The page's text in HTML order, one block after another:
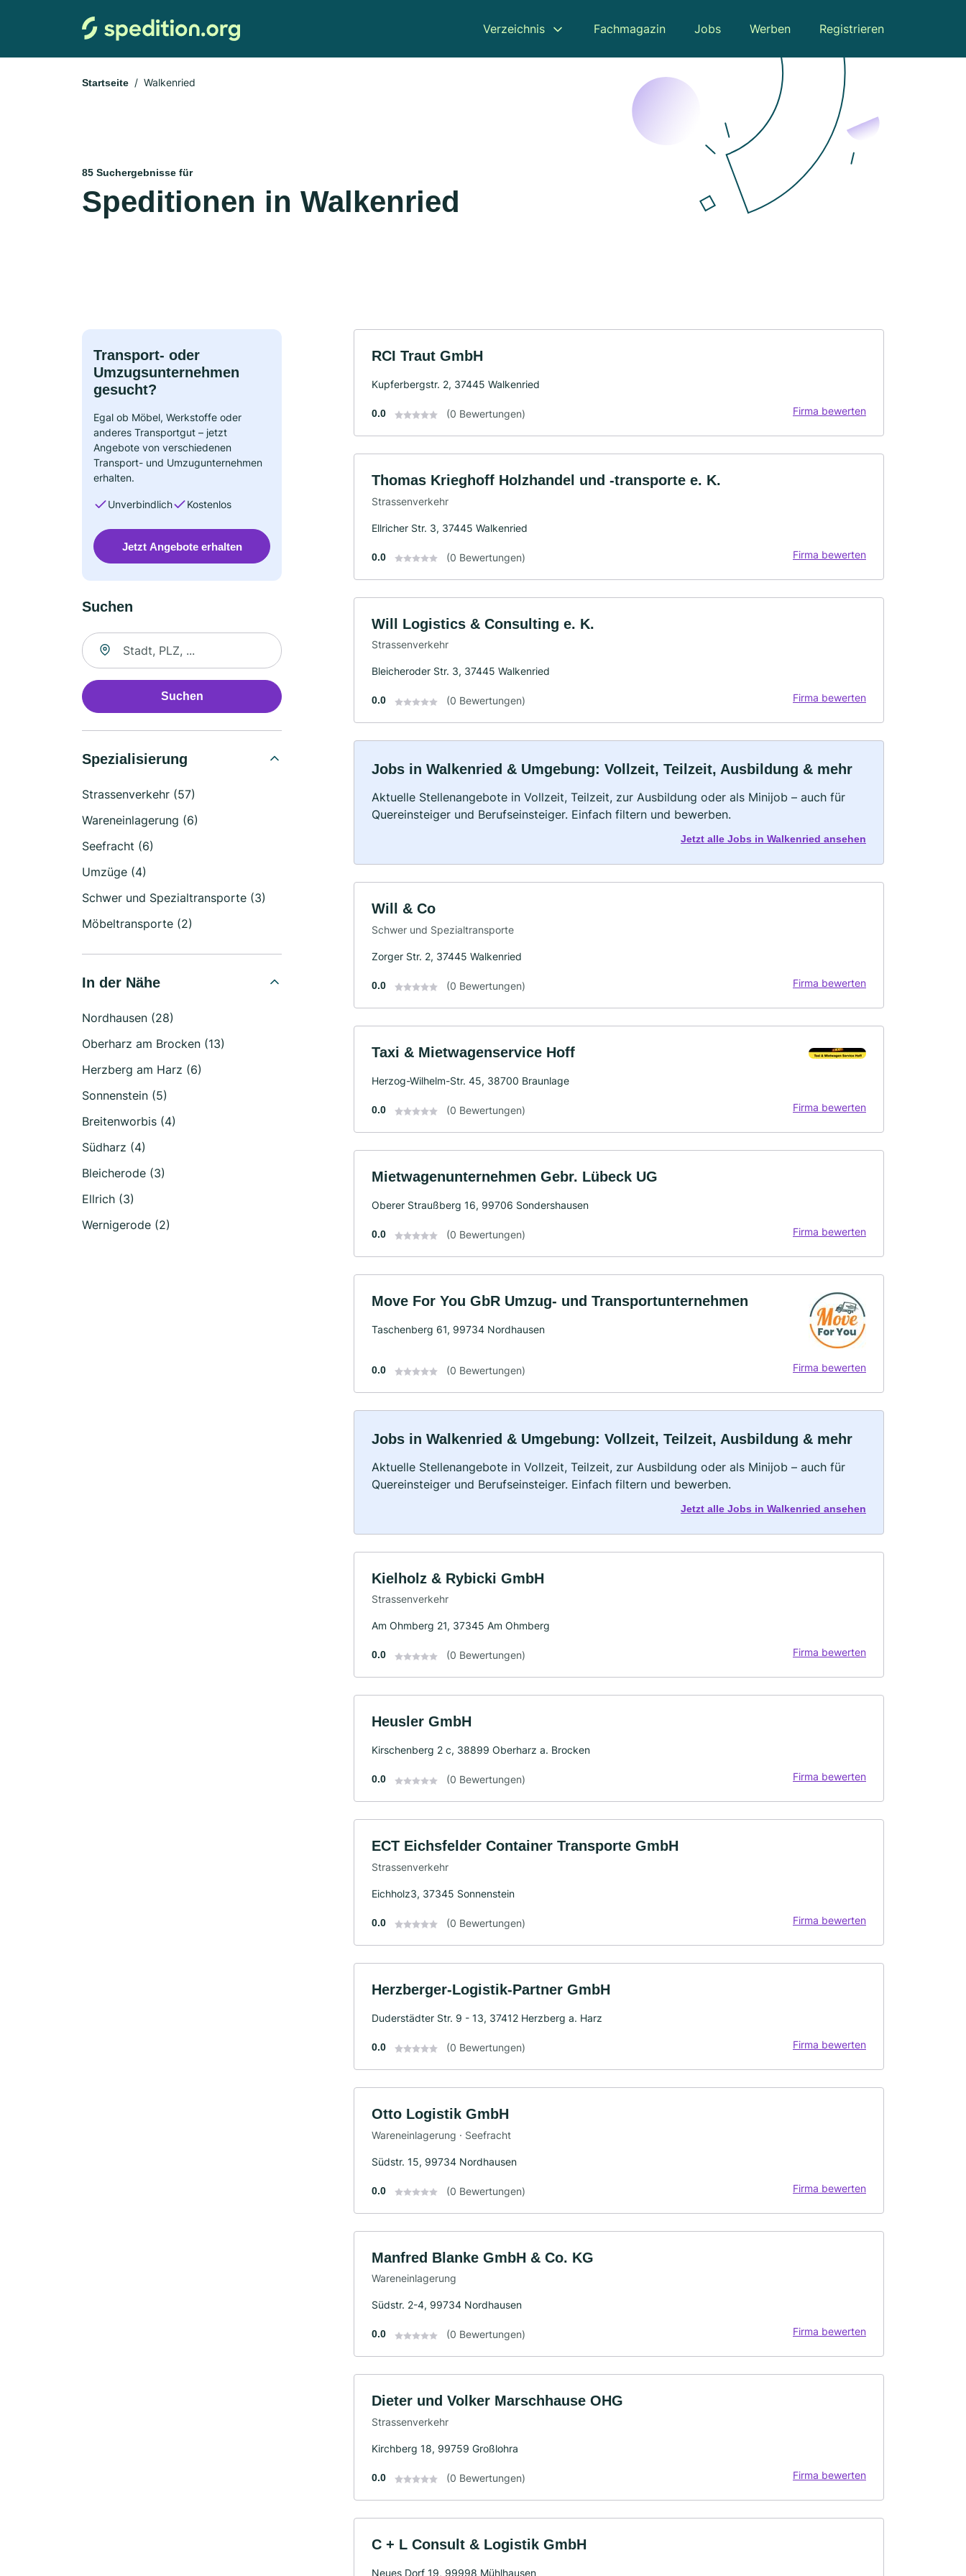
Verzeichnis Fachmagazin Jobs Werben Registrieren
Startseite Walkenried
85 Suchergebnisse für
Speditionen in Walkenried
Transport- oder
Umzugsunternehmen
gesucht?
Egal ob Möbel, Werkstoffe oder
anderes Transportgut – jetzt
Angebote von verschiedenen
Transport- und Umzugunternehmen
erhalten.
Unverbindlich Kostenlos
Jetzt Angebote erhalten
Suchen
Suche nach Ort
Suchen
Spezialisierung
Strassenverkehr (57)
Wareneinlagerung (6)
Seefracht (6)
Umzüge (4)
Schwer und Spezialtransporte (3)
Möbeltransporte (2)
In der Nähe
Nordhausen (28)
Oberharz am Brocken (13)
Herzberg am Harz (6)
Sonnenstein (5)
Breitenworbis (4)
Südharz (4)
Bleicherode (3)
Ellrich (3)
Wernigerode (2)
RCI Traut GmbH
Kupferbergstr. 2, 37445 Walkenried
0.0 (0 Bewertungen) Firma bewerten
Thomas Krieghoff Holzhandel und -transporte e. K.
Strassenverkehr
Ellricher Str. 3, 37445 Walkenried
0.0 (0 Bewertungen) Firma bewerten
Will Logistics & Consulting e. K.
Strassenverkehr
Bleicheroder Str. 3, 37445 Walkenried
0.0 (0 Bewertungen) Firma bewerten
Jobs in Walkenried & Umgebung: Vollzeit, Teilzeit, Ausbildung & mehr
Aktuelle Stellenangebote in Vollzeit, Teilzeit, zur Ausbildung oder als Minijob – auch für
Quereinsteiger und Berufseinsteiger. Einfach filtern und bewerben.
Jetzt alle Jobs in Walkenried ansehen
Will & Co
Schwer und Spezialtransporte
Zorger Str. 2, 37445 Walkenried
0.0 (0 Bewertungen) Firma bewerten
Taxi & Mietwagenservice Hoff
Herzog-Wilhelm-Str. 45, 38700 Braunlage
0.0 (0 Bewertungen) Firma bewerten
Mietwagenunternehmen Gebr. Lübeck UG
Oberer Straußberg 16, 99706 Sondershausen
0.0 (0 Bewertungen) Firma bewerten
Move For You GbR Umzug- und Transportunternehmen
Taschenberg 61, 99734 Nordhausen
0.0 (0 Bewertungen) Firma bewerten
Jobs in Walkenried & Umgebung: Vollzeit, Teilzeit, Ausbildung & mehr
Aktuelle Stellenangebote in Vollzeit, Teilzeit, zur Ausbildung oder als Minijob – auch für
Quereinsteiger und Berufseinsteiger. Einfach filtern und bewerben.
Jetzt alle Jobs in Walkenried ansehen
Kielholz & Rybicki GmbH
Strassenverkehr
Am Ohmberg 21, 37345 Am Ohmberg
0.0 (0 Bewertungen) Firma bewerten
Heusler GmbH
Kirschenberg 2 c, 38899 Oberharz a. Brocken
0.0 (0 Bewertungen) Firma bewerten
ECT Eichsfelder Container Transporte GmbH
Strassenverkehr
Eichholz3, 37345 Sonnenstein
0.0 (0 Bewertungen) Firma bewerten
Herzberger-Logistik-Partner GmbH
Duderstädter Str. 9 - 13, 37412 Herzberg a. Harz
0.0 (0 Bewertungen) Firma bewerten
Otto Logistik GmbH
Wareneinlagerung · Seefracht
Südstr. 15, 99734 Nordhausen
0.0 (0 Bewertungen) Firma bewerten
Manfred Blanke GmbH & Co. KG
Wareneinlagerung
Südstr. 2-4, 99734 Nordhausen
0.0 (0 Bewertungen) Firma bewerten
Dieter und Volker Marschhause OHG
Strassenverkehr
Kirchberg 18, 99759 Großlohra
0.0 (0 Bewertungen) Firma bewerten
C + L Consult & Logistik GmbH
Neues Dorf 19, 99998 Mühlhausen